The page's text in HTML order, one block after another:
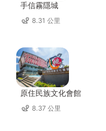
手信霧隱城
8.31 公里
原住民族文化會館
8.37 公里